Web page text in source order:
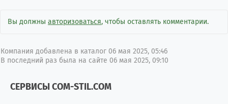
Вы должны авторизоваться, чтобы оставлять комментарии.
Компания добавлена в каталог 06 мая 2025, 05:46
В последний раз была на сайте 06 мая 2025, 09:10
СЕРВИСЫ COM-STIL.COM